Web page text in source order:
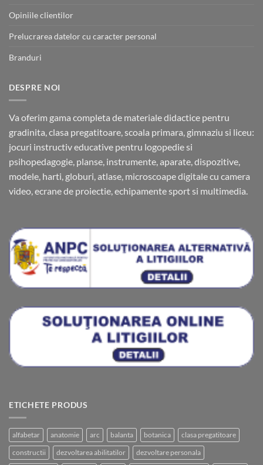
Opiniile clientilor
Prelucrarea datelor cu caracter personal
Branduri
DESPRE NOI
Va oferim gama completa de materiale didactice pentru
gradinita, clasa pregatitoare, scoala primara, gimnaziu si liceu:
jocuri instructiv educative pentru logopedie si
psihopedagogie, planse, instrumente, aparate, dispozitive,
modele, harti, globuri, atlase, microscoape digitale cu camera
video, ecrane de proiectie, echipamente sport si multimedia.
ETICHETE PRODUS
alfabetar anatomie arc balanta botanica clasa pregatitoare
constructii dezvoltarea abilitatilor dezvoltare personala